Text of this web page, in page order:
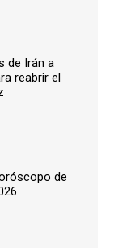
de Irán a
reabrir el
de